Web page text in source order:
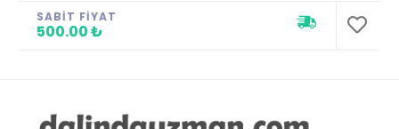
SABIT FIYAT
500.00 ₺